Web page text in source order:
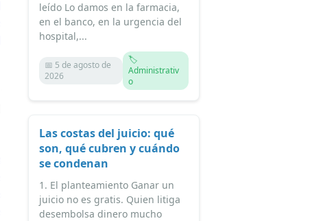
leído Lo damos en la farmacia,
en el banco, en la urgencia del
hospital,...
📅 5 de agosto de
2026
🏷️
Administrativ
o
Las costas del juicio: qué
son, qué cubren y cuándo
se condenan
1. El planteamiento Ganar un
juicio no es gratis. Quien litiga
desembolsa dinero mucho